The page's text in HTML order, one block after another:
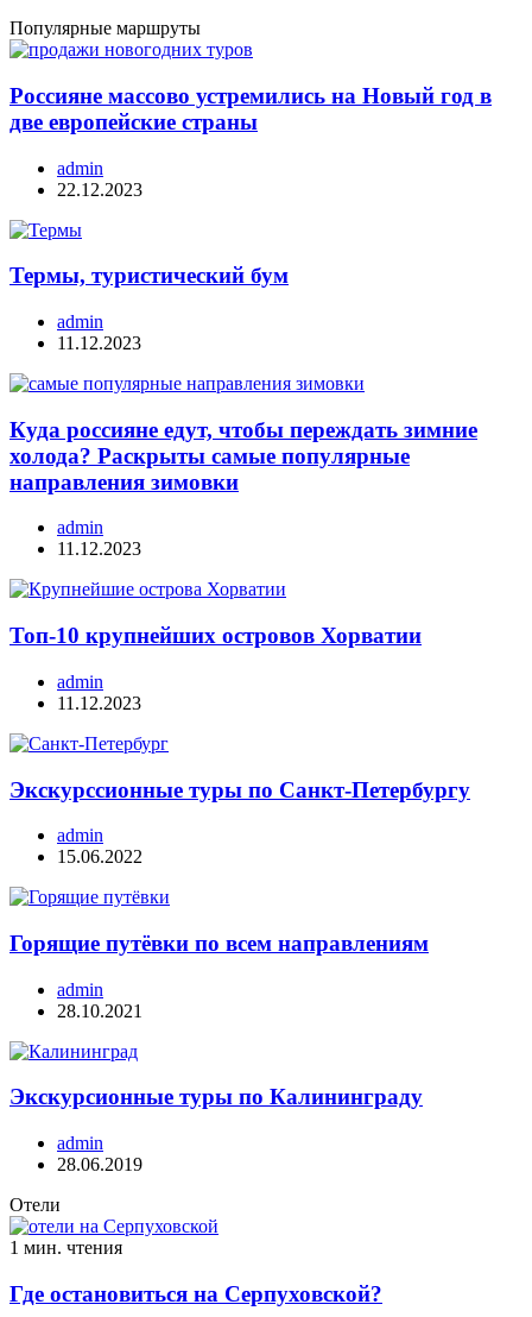
Популярные маршруты
Россияне массово устремились на Новый год в
две европейские страны
admin
22.12.2023
Термы, туристический бум
admin
11.12.2023
Куда россияне едут, чтобы переждать зимние
холода? Раскрыты самые популярные
направления зимовки
admin
11.12.2023
Топ-10 крупнейших островов Хорватии
admin
11.12.2023
Экскурссионные туры по Санкт-Петербургу
admin
15.06.2022
Горящие путёвки по всем направлениям
admin
28.10.2021
Экскурсионные туры по Калининграду
admin
28.06.2019
Отели
1 мин. чтения
Где остановиться на Серпуховской?